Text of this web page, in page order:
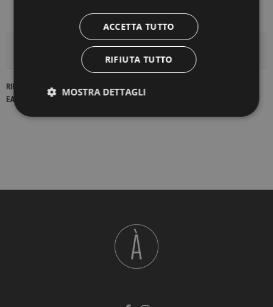
DETTAGLI DEL PRODOTTO
RIFERIMENTO
17105
EAN13
2900000203181
ACCETTA TUTTO
RIFIUTA TUTTO
MOSTRA DETTAGLI